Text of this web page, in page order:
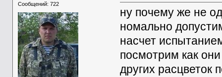
Сообщений: 722
ну почему же не
номально
насчет
посмотрим как
других расцветок